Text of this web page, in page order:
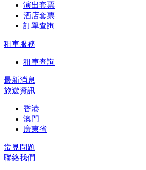
演出套票
酒店套票
訂單查詢
租車服務
租車查詢
最新消息
旅遊資訊
香港
澳門
廣東省
常見問題
聯絡我們